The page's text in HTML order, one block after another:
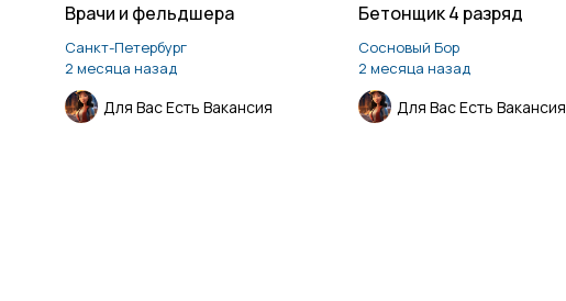
Врачи и фельдшера
Санкт-Петербург
2 месяца назад
Для Вас Есть Вакансия
Бетонщик 4 разряд
Сосновый Бор
2 месяца назад
Для Вас Есть Вакансия